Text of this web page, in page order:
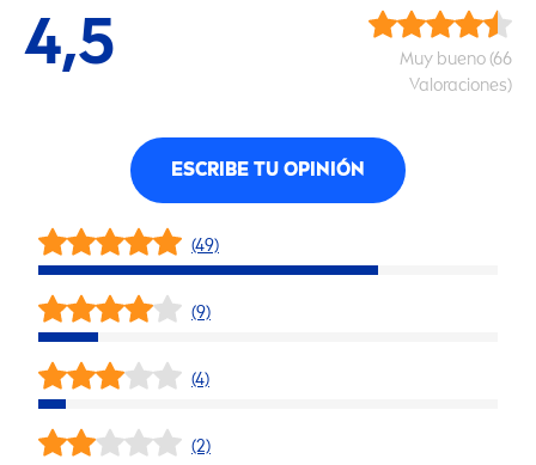
4,5
Muy bueno (66
Valoraciones)
ESCRIBE TU OPINIÓN
(49)
(9)
(4)
(2)